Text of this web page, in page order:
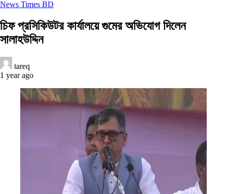
News Times BD
চিফ প্রসিকিউটর কার্যালয়ে গুমের অভিযোগ দিলেন
সালাহউদ্দিন
tareq
1 year ago